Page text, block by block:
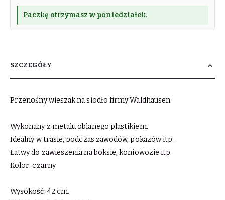
Paczkę otrzymasz w poniedziałek.
SZCZEGÓŁY
Przenośny wieszak na siodło firmy Waldhausen.
Wykonany z metalu oblanego plastikiem.
Idealny w trasie, podczas zawodów, pokazów itp.
Łatwy do zawieszenia na boksie, koniowozie itp.
Kolor: czarny.
Wysokość: 42 cm.